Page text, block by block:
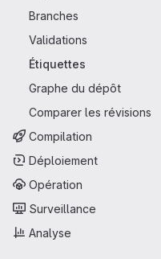
Branches
Validations
Étiquettes
Graphe du dépôt
Comparer les révisions
Compilation
Déploiement
Opération
Surveillance
Analyse